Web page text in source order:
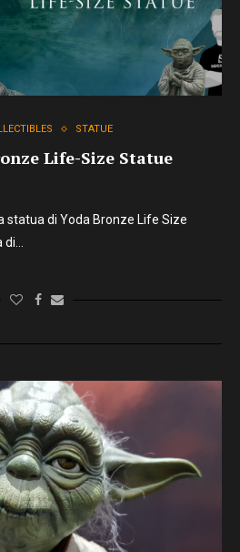
STATUE
Life-Size Statue
statua di Yoda Bronze Life Size